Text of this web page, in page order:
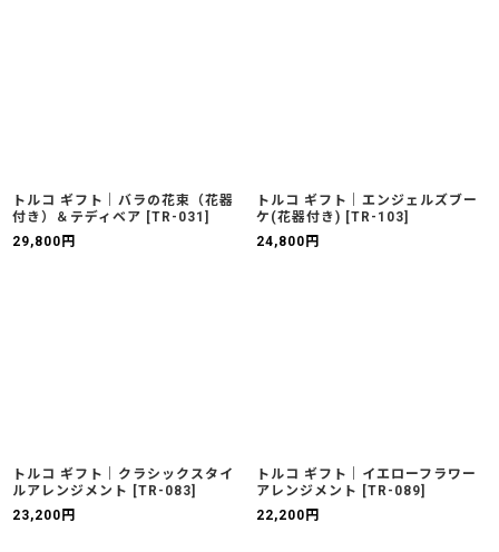
トルコ ギフト｜バラの花束（花器
付き）＆テディベア [TR-031 ]
29,800 円
トルコ ギフト｜エンジェルズブー
ケ(花器付き) [TR-103]
24,800 円
トルコ ギフト｜クラシックスタイ
ルアレンジメント
[TR-083]
23,200 円
トルコ ギフト｜イエローフラワー
アレンジメント
[TR-089]
22,200 円